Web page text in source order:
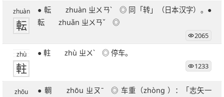
zhuàn
転
● 転 zhuàn ㄓㄨㄢˋ ◎ 同「转」（日本汉字）。●
転 zhuǎn ㄓㄨㄢˇ ◎
2065
zhù
軴
● 軴 zhù ㄓㄨˋ ◎ 停车。
1233
zhōu
● 輖 zhōu ㄓㄡˉ ◎ 车重（zhòng ）：「志矢一